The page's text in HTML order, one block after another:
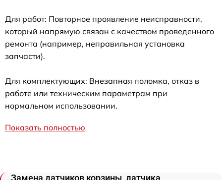
Для работ: Повторное проявление неисправности,
который напрямую связан с качеством проведенного
ремонта (например, неправильная установка
запчасти).
Для комплектующих: Внезапная поломка, отказ в
работе или техническим параметрам при
нормальном использовании.
Показать полностью